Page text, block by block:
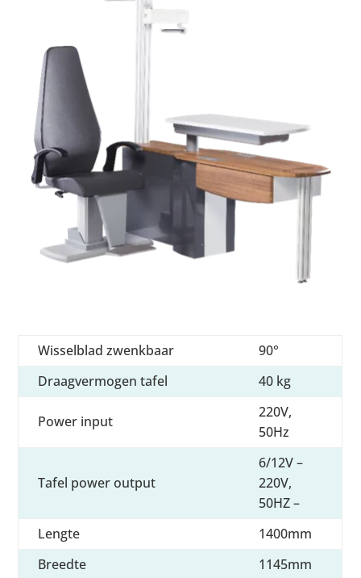
Wisselblad zwenkbaar
90°
Draagvermogen tafel
40 kg
Power input
220V,
50Hz
Tafel power output
6/12V –
220V,
50HZ –
Lengte
1400mm
Breedte
1145mm